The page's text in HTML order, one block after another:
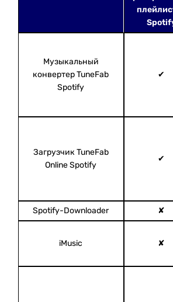
Музыкальный
конвертер TuneFab
Spotify
✔
Загрузчик TuneFab
Online Spotify
✔
Spotify-Downloader ✘
iMusic ✘